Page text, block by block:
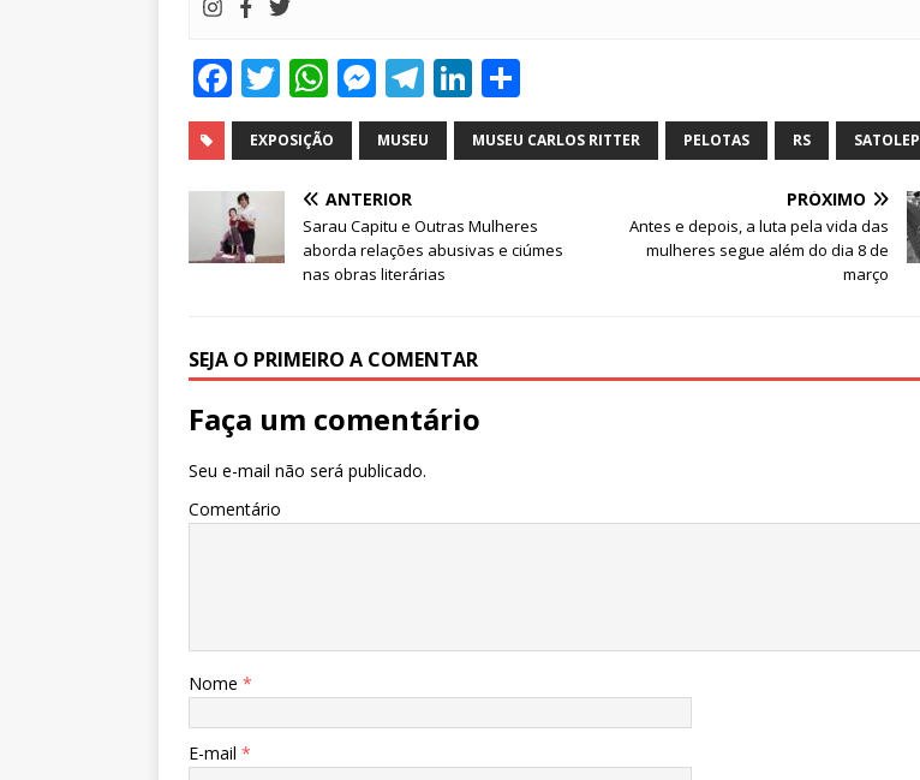
F
a
c
e
b
o
k
T
w
it
te
W
h
at
s
A
p
M
e
ss
e
n
g
r
T
el
e
ra
m
Li
n
k
dI
n
h
ar
EXPOSIÇÃO MUSEU MUSEU CARLOS RITTER PELOTAS RS SATOLEP
ANTERIOR
Sarau Capitu e Outras Mulheres
aborda relações abusivas e ciúmes
nas obras literárias
PRÓXIMO
Antes e depois, a luta pela vida das
mulheres segue além do dia 8 de
março
SEJA O PRIMEIRO A COMENTAR
Faça um comentário
Seu e-mail não será publicado.
Comentário
Nome *
E-mail *